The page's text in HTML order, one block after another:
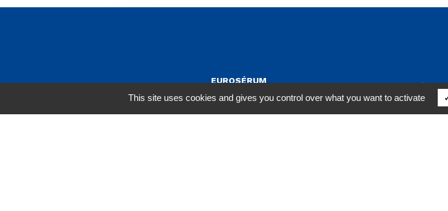
EUROSÉRUM
Route de Villers
Membre de la coopérative
Sodiaal
This site uses cookies and gives you control over what you want to activate